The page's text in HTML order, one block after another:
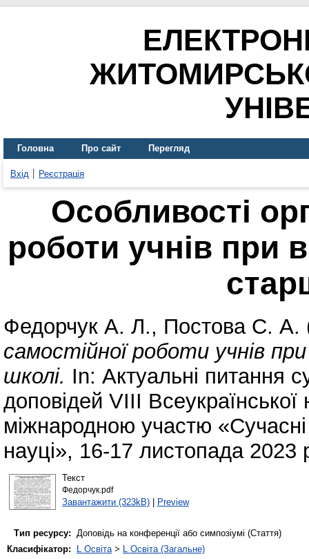
Головна Про сайт Перегляд
Вхід Реєстрація
Особливості
роботи учнів при
Федорчук А. Л., Постова С. А.
самостійної роботи учнів
школі. In: Актуальні питання
доповідей VІІІ
міжнародною участю «Сучасні
науці», 16-17 листопада
Текст
Федорчук.pdf
Завантажити (323kB)| Preview
Тип ресурсу: Доповідь на конференції або симпозіумі (Стаття)
Класифікатор:
L Освіта> L Освіта (Загальне)